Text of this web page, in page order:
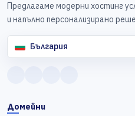
Предлагаме модерни хостинг
и напълно персонализирано
България
Домейни